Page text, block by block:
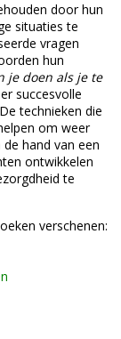
door hun
situaties te
vragen
hun
je doen als je te
succesvolle
technieken die
om weer
hand van een
ontwikkelen
te
verschenen: